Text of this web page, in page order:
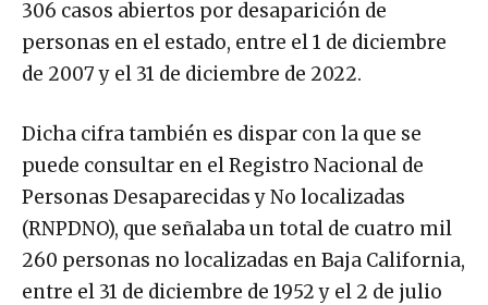
306 casos abiertos por desaparición de
personas en el estado, entre el 1 de diciembre
de 2007 y el 31 de diciembre de 2022.
Dicha cifra también es dispar con la que se
puede consultar en el Registro Nacional de
Personas Desaparecidas y No localizadas
(RNPDNO), que señalaba un total de cuatro mil
260 personas no localizadas en Baja California,
entre el 31 de diciembre de 1952 y el 2 de julio